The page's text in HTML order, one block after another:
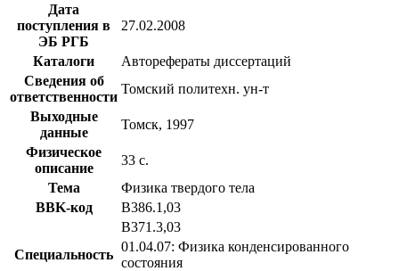
Дата
поступления в
ЭБ РГБ
27.02.2008
Каталоги
Авторефераты диссертаций
Сведения об
ответственности
Томский политехн. ун-т
Выходные
данные
Томск, 1997
Физическое
описание
33 с.
Тема
Физика твердого тела
BBK-код
В386.1,03
В371.3,03
Специальность
01.04.07: Физика конденсированного
состояния